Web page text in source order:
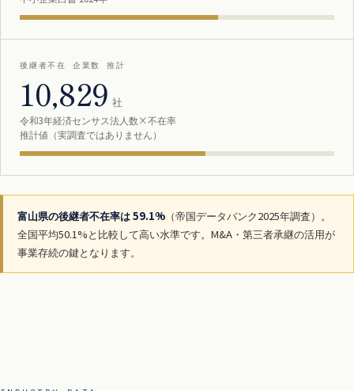
後継者不在 企業数 推計
10,829 社
令和3年経済センサス法人数×不在率
推計値（実調査ではありません）
富山県の後継者不在率は 59.1% （帝国データバンク2025年調査）。
全国平均50.1%と比較して高い水準です。M&A・第三者承継の活用が
事業存続の鍵となります。